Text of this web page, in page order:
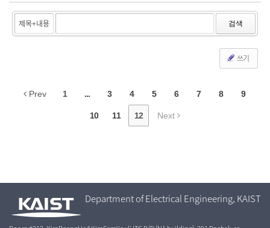
검색
쓰기
Prev 1 ... 3 4 5 6 7 8 9
10 11 12 Next
Department of Electrical Engineering, KAIST